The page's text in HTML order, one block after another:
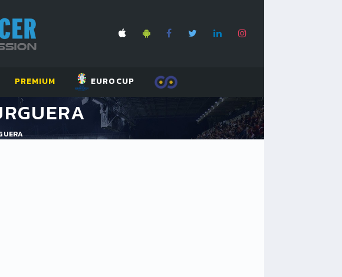
PREMIUM EUROCUP